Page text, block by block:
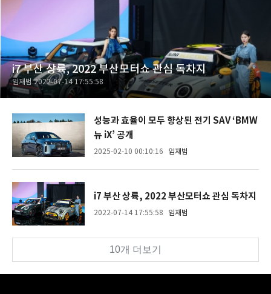
i7 부산 상륙, 2022 부산모터쇼 관심 독차지
임재범 2022-07-14 17:55:58
성능과 효율이 모두 향상된 전기 SAV ‘BMW
뉴 iX’ 공개
2025-02-10 00:10:16 임재범
i7 부산 상륙, 2022 부산모터쇼 관심 독차지
2022-07-14 17:55:58 임재범
10개 더보기